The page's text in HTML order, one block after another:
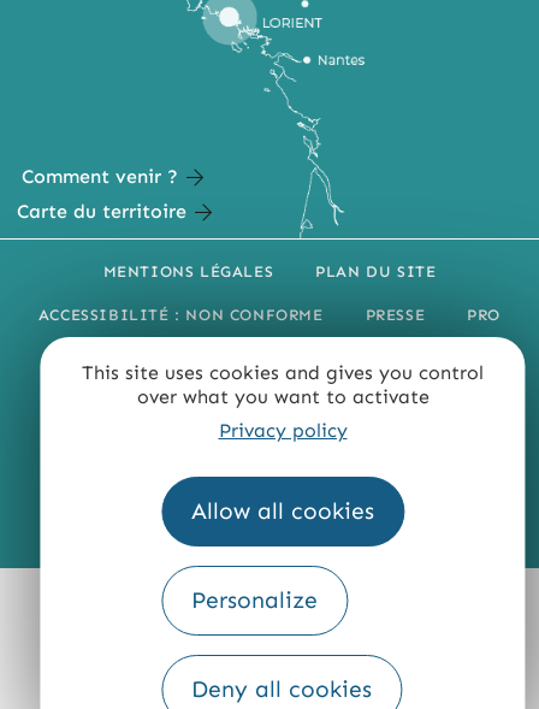
This site uses cookies and gives you control
over what you want to activate
Privacy policy
Allow all cookies
Personalize
Deny all cookies
Comment venir ?
Carte du territoire
MENTIONS LÉGALES PLAN DU SITE
ACCESSIBILITÉ : NON CONFORME PRESSE PRO
Fourni par
Traduction